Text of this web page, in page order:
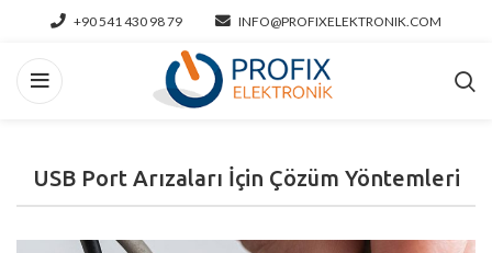
+90 541 430 98 79 INFO@PROFIXELEKTRONIK.COM
USB Port Arızaları İçin Çözüm Yöntemleri